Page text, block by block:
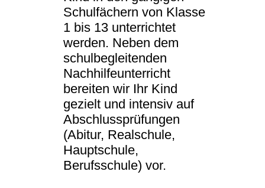
Schulfächern von Klasse
1 bis 13 unterrichtet
werden. Neben dem
schulbegleitenden
Nachhilfeunterricht
bereiten wir Ihr Kind
gezielt und intensiv auf
Abschlussprüfungen
(Abitur, Realschule,
Hauptschule,
Berufsschule) vor.